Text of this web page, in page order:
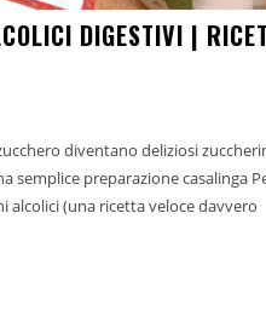
DIGESTIVI |
diventano deliziosi
preparazione casalinga Per
alcolici (una ricetta veloce davvero